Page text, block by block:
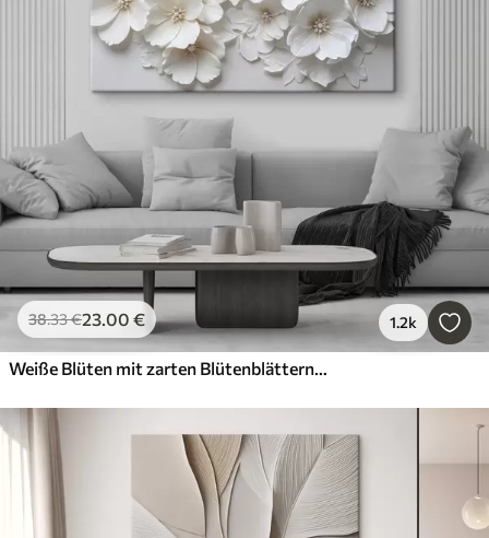
38.33€23.00 € 1.2k
Weiße Blüten mit zarten Blütenblättern, angeordnet in einem wunderschönen Blumenmuster vor einem hellen Hintergrund